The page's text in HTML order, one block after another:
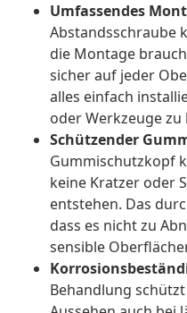
Umfassendes
Abstandsschraube
die Montage
sicher auf jeder
alles einfach
oder Werkzeuge zu
Schützender
Gummischutzkopf
keine Kratzer oder
entstehen. Das
dass es nicht zu
sensible
Behandlung